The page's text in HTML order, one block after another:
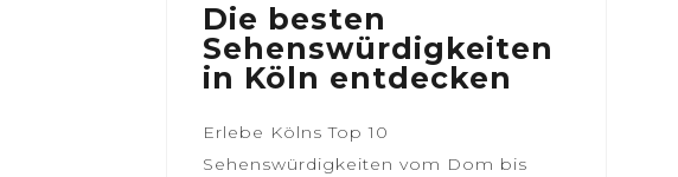
Die besten
Sehenswürdigkeiten
in Köln entdecken
Erlebe Kölns Top 10
Sehenswürdigkeiten vom Dom bis